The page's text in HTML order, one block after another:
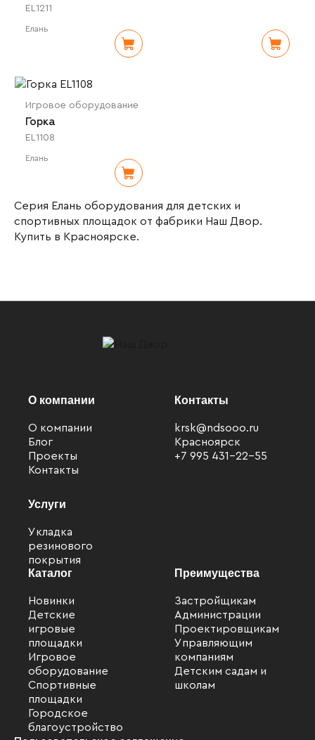
EL1211
Елань
Игровое оборудование
Горка
EL1108
Елань
Серия Елань оборудования для детских и
спортивных площадок от фабрики Наш Двор.
Купить в Красноярске.
О компании
О компании
Блог
Проекты
Контакты
Услуги
Укладка
резинового
покрытия
Каталог
Новинки
Детские
игровые
площадки
Игровое
оборудование
Спортивные
площадки
Городское
благоустройство
Контакты
krsk@ndsooo.ru
Красноярск
+7 995 431-22-55
Преимущества
Застройщикам
Администрации
Проектировщикам
Управляющим
компаниям
Детским садам и
школам
Файлы cookie
Мы используем файлы cookie для улучшения
взаимодействия с пользователями и обслуживания.